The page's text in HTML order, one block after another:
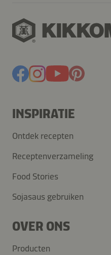
INSPIRATIE
Ontdek recepten
Receptenverzameling
Food Stories
Sojasaus gebruiken
OVER ONS
Producten